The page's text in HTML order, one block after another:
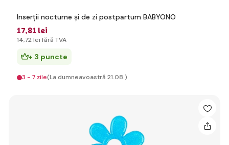
Inserții nocturne și de zi postpartum BABYONO
17,81 lei
14,72 lei fără TVA
+ 3 puncte
3 - 7 zile(La dumneavoastră 21.08.)